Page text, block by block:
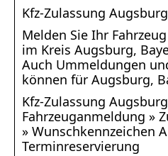
Kfz-Zulassung
Melden Sie Ihr
im Kreis Augsburg,
Auch Ummeldungen
können für Augsburg,
Kfz-Zulassung
Fahrzeuganmeldung »
» Wunschkennzeichen
Terminreservierung